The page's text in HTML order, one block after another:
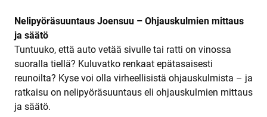
Nelipyöräsuuntaus Joensuu – Ohjauskulmien mittaus
ja säätö
Tuntuuko, että auto vetää sivulle tai ratti on vinossa
suoralla tiellä? Kuluvatko renkaat epätasaisesti
reunoilta? Kyse voi olla virheellisistä ohjauskulmista – ja
ratkaisu on nelipyöräsuuntaus eli ohjauskulmien mittaus
ja säätö.